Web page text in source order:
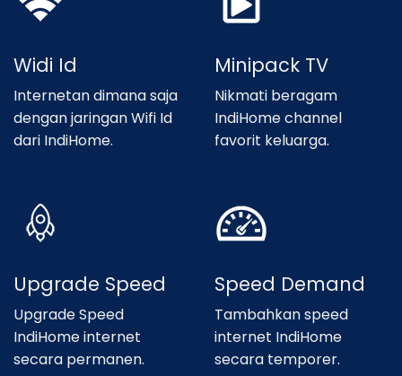
Widi Id
Internetan dimana saja
dengan jaringan Wifi Id
dari IndiHome.
Minipack TV
Nikmati beragam
IndiHome channel
favorit keluarga.
Upgrade Speed
Upgrade Speed
IndiHome internet
secara permanen.
Speed Demand
Tambahkan speed
internet IndiHome
secara temporer.